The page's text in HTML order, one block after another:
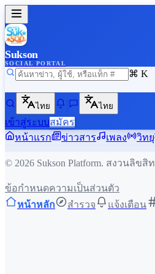
Sukson
SOCIAL PORTAL
⌘ K
ไทย ไทย
เข้าสู่ระบบสมัคร
หน้าแรก
ข่าวสาร เพลง วิทยุ
© 2026 Sukson Platform. สงวนลิข
ข้อกำหนดความเป็นส่วนตัว
หน้าหลัก
สำรวจ แจ้งเตือน